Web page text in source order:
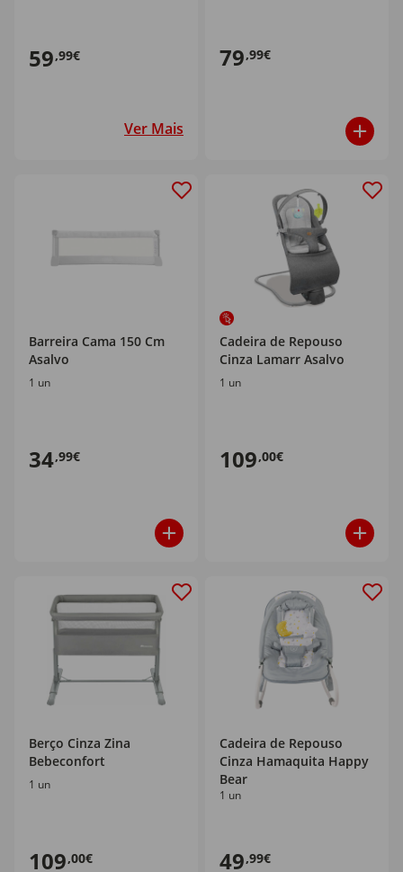
59,99€
Ver Mais
79,99€
Barreira Cama 150 Cm
Asalvo
1 un
34,99€
Cadeira de Repouso
Cinza Lamarr Asalvo
1 un
109,00€
Berço Cinza Zina
Bebeconfort
1 un
109,00€
Cadeira de Repouso
Cinza Hamaquita Happy
Bear
1 un
49,99€